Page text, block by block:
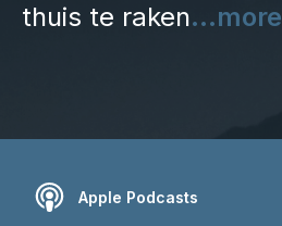
thuis te raken...more
Apple Podcasts